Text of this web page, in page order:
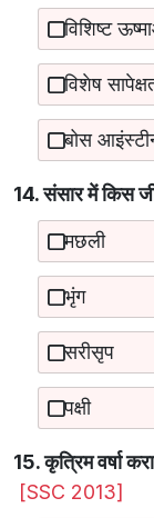
विशिष्ट
विशेष
बोस
14. संसार में किस
मछली
भृंग
सरीसृप
पक्षी
15. कृत्रिम वर्षा
[SSC 2013]